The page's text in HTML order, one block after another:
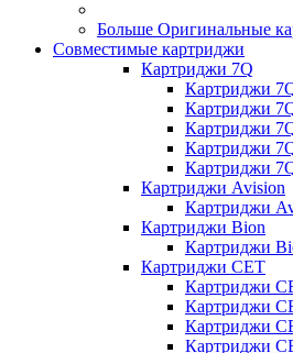
Больше Оригинальные
Совместимые картриджи
Картриджи 7Q
Картриджи
Картриджи
Картриджи
Картриджи
Картриджи
Картриджи Avision
Картриджи
Картриджи Bion
Картриджи
Картриджи CET
Картриджи
Картриджи
Картриджи
Картриджи